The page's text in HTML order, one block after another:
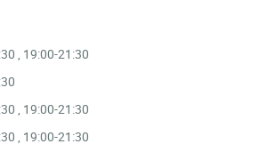
, 19:00-21:30
, 19:00-21:30
, 19:00-21:30